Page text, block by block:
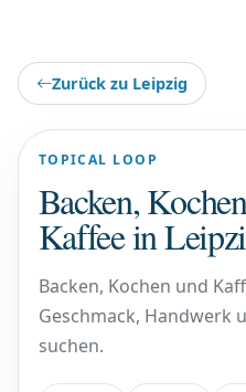
Zurück zu Leipzig
TOPICAL LOOP
Backen,
Kaffee in
Backen, Kochen und
Geschmack, Handwerk
suchen.